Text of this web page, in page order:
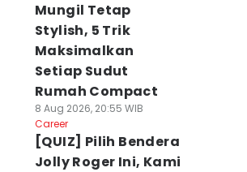
Mungil Tetap
Stylish, 5 Trik
Maksimalkan
Setiap Sudut
Rumah Compact
8 Aug 2026, 20:55 WIB
Career
[QUIZ] Pilih Bendera
Jolly Roger Ini, Kami